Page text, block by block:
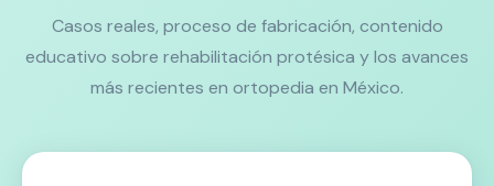
Casos reales, proceso de fabricación, contenido
educativo sobre rehabilitación protésica y los avances
más recientes en ortopedia en México.